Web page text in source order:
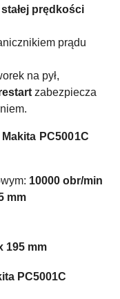
prędkości
prądu
na pył,
zabezpiecza
Makita PC5001C
10000 obr/min
mm
195 mm
PC5001C